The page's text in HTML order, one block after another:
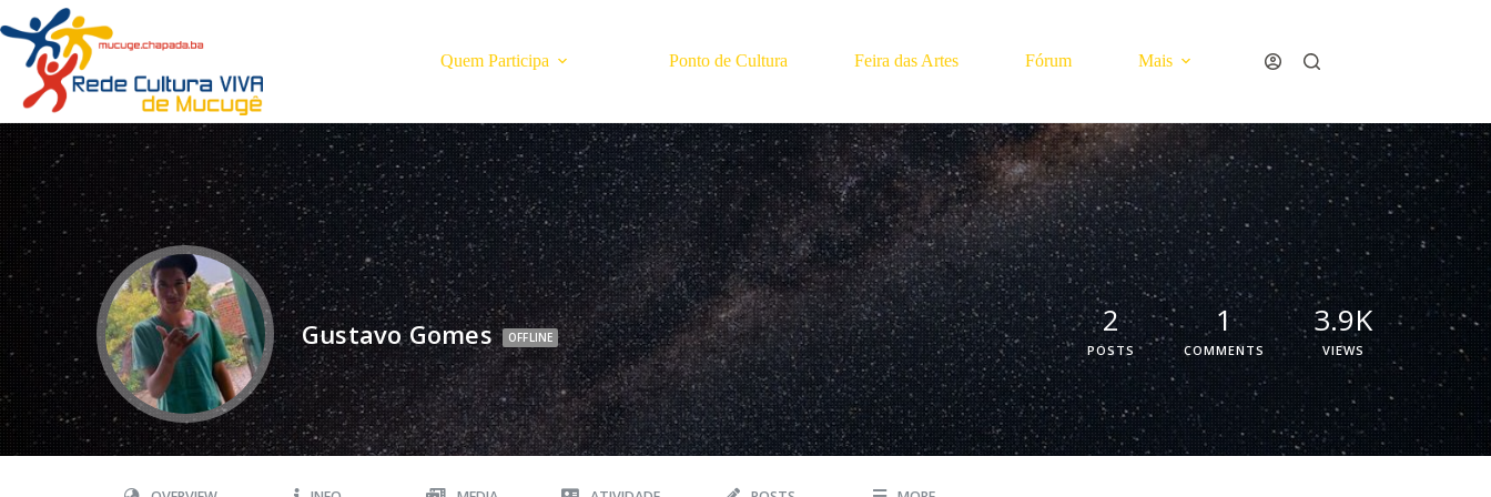
Quem Participa Ponto de Cultura Feira das Artes Fórum Mais
Gustavo Gomes OFFLINE 2
POSTS
1
COMMENTS
3.9K
VIEWS